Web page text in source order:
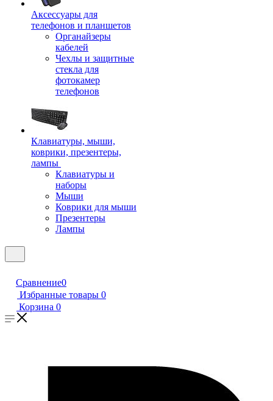
Аксессуары для
телефонов и планшетов
Органайзеры
кабелей
Чехлы и защитные
стекла для
фотокамер
телефонов
Клавиатуры, мыши,
коврики, презентеры,
лампы
Клавиатуры и
наборы
Мыши
Коврики для мыши
Презентеры
Лампы
Сравнение0
Избранные товары 0
Корзина 0